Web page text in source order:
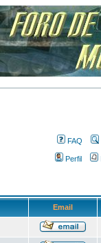
FAQ
Perfil
Email